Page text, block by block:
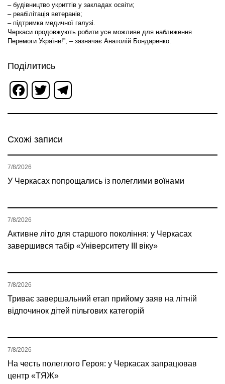
– будівництво укриттів у закладах освіти;
– реабілітація ветеранів;
– підтримка медичної галузі.
Черкаси продовжують робити усе можливе для наближення
Перемоги України!”, – зазначає Анатолій Бондаренко.
Поділитись
Facebook
Twitter
Схожі записи
У Черкасах попрощались із полеглими воїнами
7/8/2026
Активне літо для старшого покоління: у Черкасах
завершився табір «Університету ІІІ віку»
7/8/2026
Триває завершальний етап прийому заяв на літній
відпочинок дітей пільгових категорій
7/8/2026
На честь полеглого Героя: у Черкасах запрацював
центр «ТЯЖ»
7/8/2026